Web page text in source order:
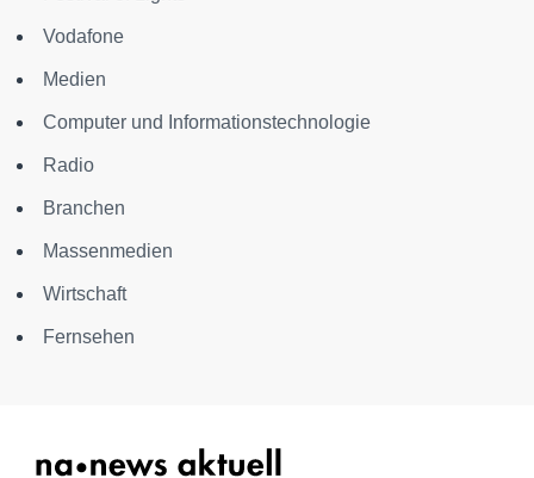
Vodafone
Medien
Computer und Informationstechnologie
Radio
Branchen
Massenmedien
Wirtschaft
Fernsehen